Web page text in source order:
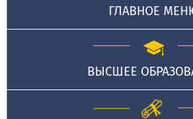
ГЛАВНОЕ
ВЫСШЕЕ